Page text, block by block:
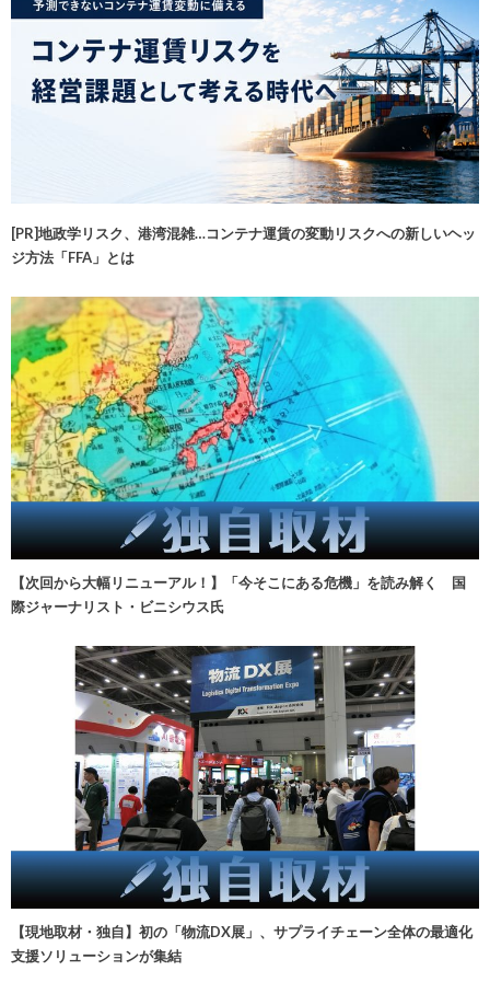
[PR]地政学リスク、港湾混雑…コンテナ運賃の変動リスクへの新しいヘッ
ジ方法「FFA」とは
【次回から大幅リニューアル！】「今そこにある危機」を読み解く 国
際ジャーナリスト・ビニシウス氏
【現地取材・独自】初の「物流DX展」、サプライチェーン全体の最適化
支援ソリューションが集結